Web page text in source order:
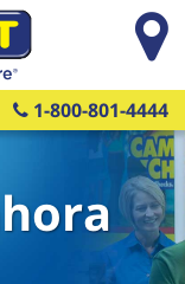
1-800-801-4444